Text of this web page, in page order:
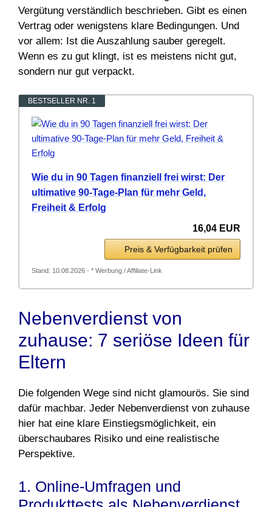
Vergütung verständlich beschrieben. Gibt es einen
Vertrag oder wenigstens klare Bedingungen. Und
vor allem: Ist die Auszahlung sauber geregelt.
Wenn es zu gut klingt, ist es meistens nicht gut,
sondern nur gut verpackt.
BESTSELLER NR. 1
Wie du in 90 Tagen finanziell frei wirst: Der
ultimative 90-Tage-Plan für mehr Geld,
Freiheit & Erfolg
16,04 EUR
Preis & Verfügbarkeit prüfen
Stand: 10.08.2026 - * Werbung / Affiliate-Link
Nebenverdienst von
zuhause: 7 seriöse Ideen für
Eltern
Die folgenden Wege sind nicht glamourös. Sie sind
dafür machbar. Jeder Nebenverdienst von zuhause
hier hat eine klare Einstiegsmöglichkeit, ein
überschaubares Risiko und eine realistische
Perspektive.
1. Online-Umfragen und